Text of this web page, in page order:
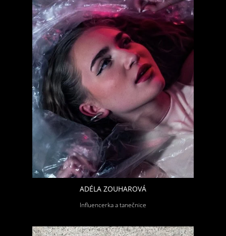
ADÉLA ZOUHAROVÁ
Influencerka a tanečnice